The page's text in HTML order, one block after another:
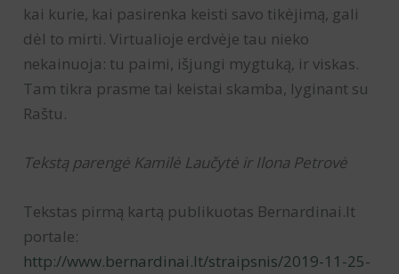
kai kurie, kai pasirenka keisti savo tikėjimą, gali
dėl to mirti. Virtualioje erdvėje tau nieko
nekainuoja: tu paimi, išjungi mygtuką, ir viskas.
Tam tikra prasme tai keistai skamba, lyginant su
Raštu.
Tekstą parengė Kamilė Laučytė ir Ilona Petrovė
Tekstas pirmą kartą publikuotas Bernardinai.lt
portale:
http://www.bernardinai.lt/straipsnis/2019-11-25-